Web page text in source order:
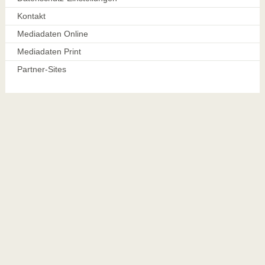
Kontakt
Mediadaten Online
Mediadaten Print
Partner-Sites